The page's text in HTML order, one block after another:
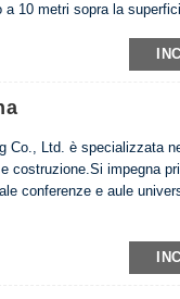
10 metri sopra la
da una struttura in
Co., Ltd. è specializzata
costruzione.Si impegna
conferenze e aule